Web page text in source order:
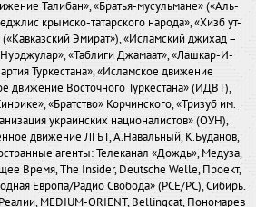
Талибан», «Братья-мусульмане» («Аль-
крымско-татарского народа», «Хизб ут-
Эмират»), «Исламский джихад –
«Таблиги Джамаат», «Лашкар-И-
Туркестана», «Исламское движение
движение Восточного Туркестана» (ИДВТ),
«Братство» Корчинского, «Тризуб им.
украинских националистов» (ОУН),
движение ЛГБТ, А.Навальный, К.Буданов,
агенты: Телеканал «Дождь», Медуза,
Время, The Insider, Deutsche Welle, Проект,
Европа/Радио Свобода» (PCE/PC), Сибирь.
MEDIUM-ORIENT, Bellingcat, Пономарев